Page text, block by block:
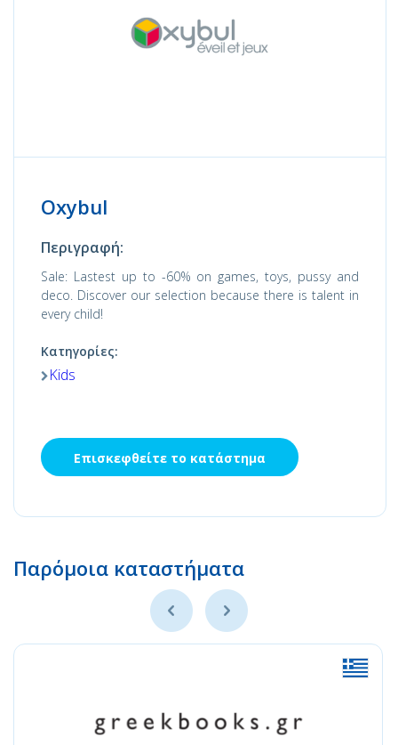
Oxybul
Περιγραφή:
Sale: Lastest up to -60% on games, toys, pussy and
deco. Discover our selection because there is talent in
every child!
Κατηγορίες:
Kids
Επισκεφθείτε το κατάστημα
Παρόμοια καταστήματα